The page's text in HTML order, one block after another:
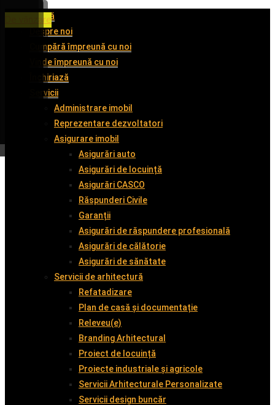
Acasă
Despre noi
Cumpără împreună cu noi
Vinde împreună cu noi
Închiriază
Servicii
Administrare imobil
Reprezentare dezvoltatori
Asigurare imobil
Asigurări auto
Asigurări de locuință
Asigurări CASCO
Răspunderi Civile
Garanții
Asigurări de răspundere profesională
Asigurări de călătorie
Asigurări de sănătate
Servicii de arhitectură
Refatadizare
Plan de casă și documentație
Releveu(e)
Branding Arhitectural
Proiect de locuință
Proiecte industriale și agricole
Servicii Arhitecturale Personalizate
Servicii design buncăr
De închiriat
De închiriat
De închiriat
De vânzare